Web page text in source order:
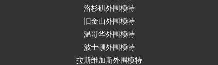
洛杉矶外围模特
旧金山外围模特
温哥华外围模特
波士顿外围模特
拉斯维加斯外围模特